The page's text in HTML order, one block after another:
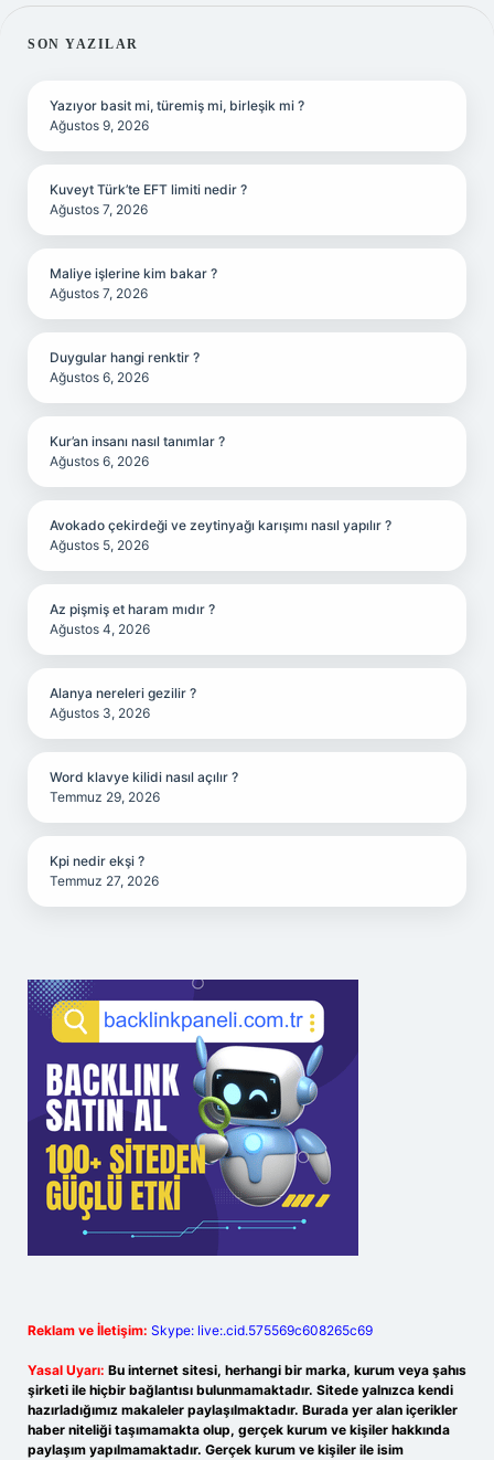
SIDEBAR
SON YAZILAR
Yazıyor basit mi, türemiş mi, birleşik mi ?
Ağustos 9, 2026
Kuveyt Türk’te EFT limiti nedir ?
Ağustos 7, 2026
Maliye işlerine kim bakar ?
Ağustos 7, 2026
Duygular hangi renktir ?
Ağustos 6, 2026
Kur’an insanı nasıl tanımlar ?
Ağustos 6, 2026
Avokado çekirdeği ve zeytinyağı karışımı nasıl yapılır ?
Ağustos 5, 2026
Az pişmiş et haram mıdır ?
Ağustos 4, 2026
Alanya nereleri gezilir ?
Ağustos 3, 2026
Word klavye kilidi nasıl açılır ?
Temmuz 29, 2026
Kpi nedir ekşi ?
Temmuz 27, 2026
Reklam ve İletişim: Skype: live:.cid.575569c608265c69
Yasal Uyarı: Bu internet sitesi, herhangi bir marka, kurum veya şahıs
şirketi ile hiçbir bağlantısı bulunmamaktadır. Sitede yalnızca kendi
hazırladığımız makaleler paylaşılmaktadır. Burada yer alan içerikler
haber niteliği taşımamakta olup, gerçek kurum ve kişiler hakkında
paylaşım yapılmamaktadır. Gerçek kurum ve kişiler ile isim